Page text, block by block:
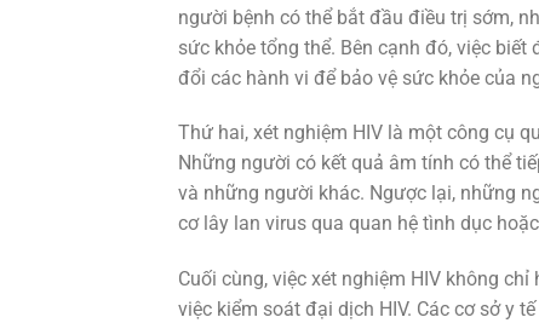
người bệnh có thể bắt đầu điều trị sớm,
sức khỏe tổng thể. Bên cạnh đó, việc
đổi các hành vi để bảo vệ sức khỏe của
Thứ hai, xét nghiệm HIV là một công cụ
Những người có kết quả âm tính có thể
và những người khác. Ngược lại, những
cơ lây lan virus qua quan hệ tình dục
Cuối cùng, việc xét nghiệm HIV không
việc kiểm soát đại dịch HIV. Các cơ sở y